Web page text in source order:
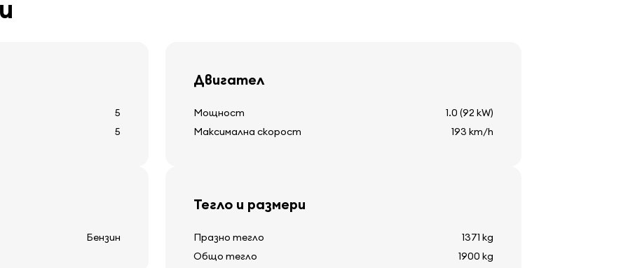
Друго оборудване
12v захранваща контакт
отопление на задното стъкло
5
5
Бензин
Двигател
Мощност
1.0 (92 kW)
Максимална скорост
193 km/h
Тегло и размери
Празно тегло
1371 kg
Общо тегло
1900 kg